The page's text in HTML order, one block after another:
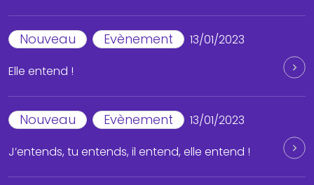
Nouveau Evènement
13/01/2023
Elle entend !
Nouveau Evènement
13/01/2023
J’entends, tu entends, il entend, elle entend !